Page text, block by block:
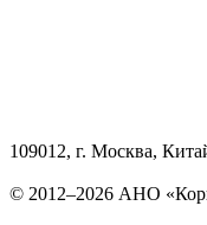
109012, г. Москва,
© 2012–2026 АНО